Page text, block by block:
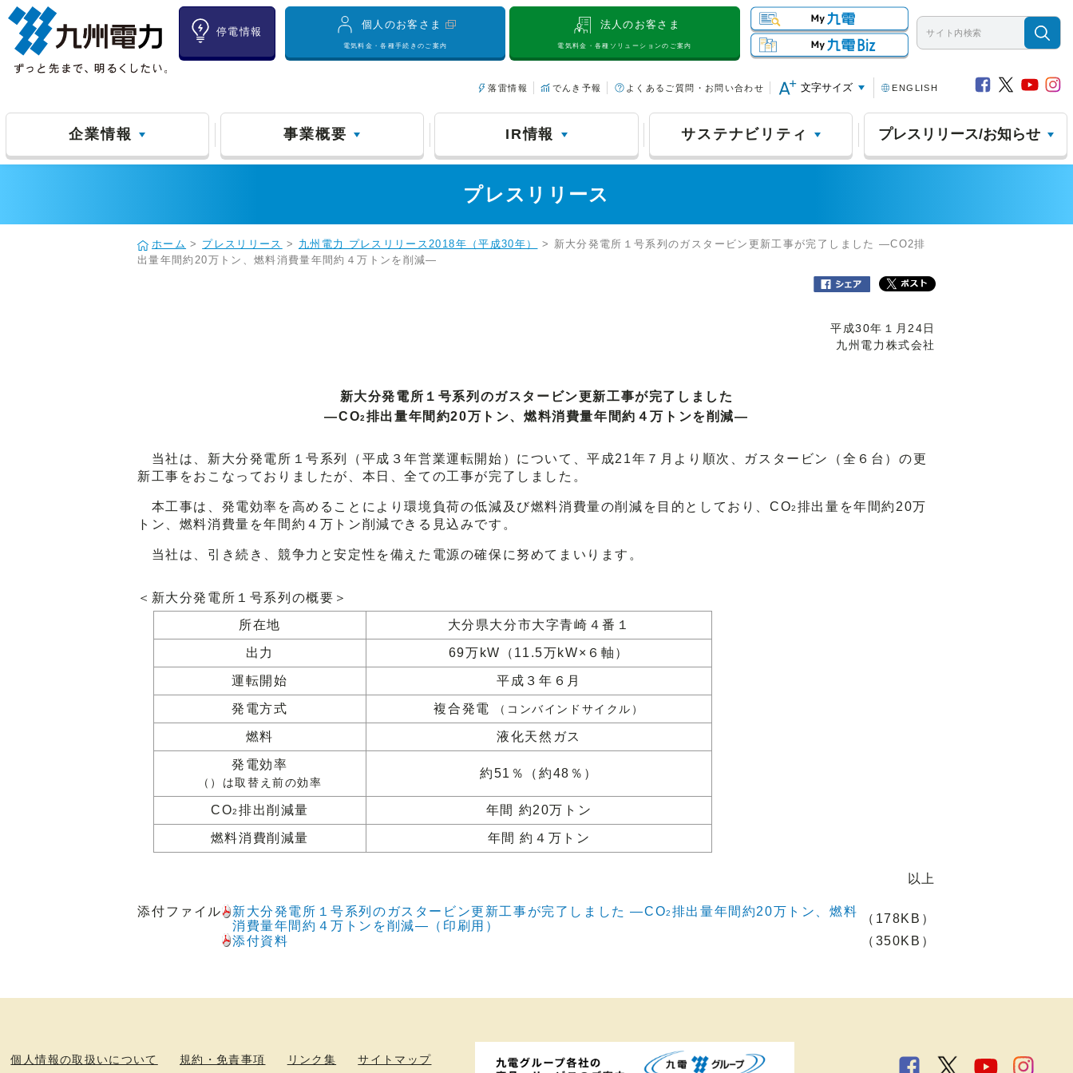
停電情報
個人のお客さま
電気料金・各種手続きのご案内
法人のお客さま
電気料金・各種ソリューションのご案内
落雷情報 でんき予報 よくあるご質問・お問い合わせ 文字サイズ ENGLISH
企業情報 事業概要 IR情報 サステナビリティ プレスリリース/お知らせ
プレスリリース
ホーム > プレスリリース > 九州電力 プレスリリース2018年（平成30年）
> 新大分発電所１号系列のガスタービン更新工事が完了しました ―CO2排
出量年間約20万トン、燃料消費量年間約４万トンを削減―
平成30年１月24日
九州電力株式会社
新大分発電所１号系列のガスタービン更新工事が完了しました
―CO2排出量年間約20万トン、燃料消費量年間約４万トンを削減―
当社は、新大分発電所１号系列（平成３年営業運転開始）について、平成21年７月より順次、ガスタービン（全６台）の更
新工事をおこなっておりましたが、本日、全ての工事が完了しました。
本工事は、発電効率を高めることにより環境負荷の低減及び燃料消費量の削減を目的としており、CO2 排出量を年間約20万
トン、燃料消費量を年間約４万トン削減できる見込みです。
当社は、引き続き、競争力と安定性を備えた電源の確保に努めてまいります。
＜新大分発電所１号系列の概要＞
所在地
大分県大分市大字青崎４番１
出力 69万kW（11.5万kW×６軸）
運転開始 平成３年６月
発電方式 複合発電 （コンバインドサイクル）
燃料 液化天然ガス
発電効率
（）は取替え前の効率
約51％（約48％）
CO2 排出削減量 年間 約20万トン
燃料消費削減量 年間 約４万トン
以上
添付ファイル 新大分発電所１号系列のガスタービン更新工事が完了しました ―CO2 排出量年間約20万トン、燃料
消費量年間約４万トンを削減―（印刷用）
（178KB）
添付資料
（350KB）
個人情報の取扱いについて 規約・免責事項 リンク集 サイトマップ